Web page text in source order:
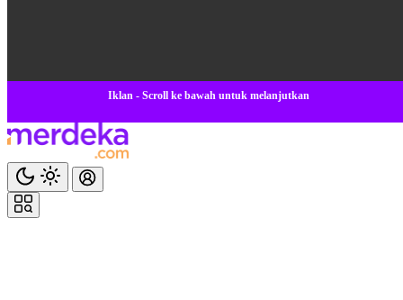
Iklan - Scroll ke bawah untuk melanjutkan